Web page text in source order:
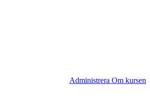
Administrera Om kursen